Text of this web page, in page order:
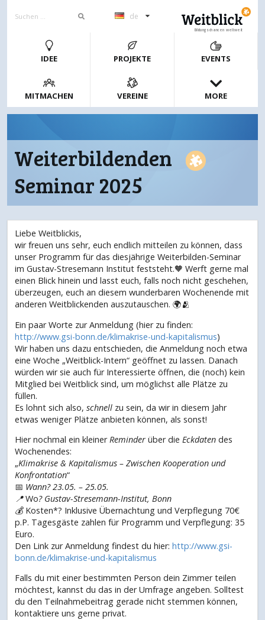
de
Bildungschancen weltweit
IDEE PROJEKTE EVENTS
MITMACHEN VEREINE MORE
Weiterbildenden
Seminar 2025
Liebe Weitblickis,
wir freuen uns sehr, euch endlich mitteilen zu können, dass
unser Programm für das diesjährige Weiterbilden-Seminar
im Gustav-Stresemann Institut feststeht.🧡 Werft gerne mal
einen Blick hinein und lasst euch, falls noch nicht geschehen,
überzeugen, euch an diesem wunderbaren Wochenende mit
anderen Weitblickenden auszutauschen. 🌍🫂
Ein paar Worte zur Anmeldung (hier zu finden:
http://www.gsi-bonn.de/klimakrise-und-kapitalismus)
Wir haben uns dazu entschieden, die Anmeldung noch etwa
eine Woche „Weitblick-Intern“ geöffnet zu lassen. Danach
würden wir sie auch für Interessierte öffnen, die (noch) kein
Mitglied bei Weitblick sind, um möglichst alle Plätze zu
füllen.
Es lohnt sich also, schnell zu sein, da wir in diesem Jahr
etwas weniger Plätze anbieten können, als sonst!
Hier nochmal ein kleinerReminder über die Eckdaten des
Wochenendes:
„Klimakrise & Kapitalismus – Zwischen Kooperation und
Konfrontation“
📅 Wann? 23.05. – 25.05.
📍Wo? Gustav-Stresemann-Institut, Bonn
💰 Kosten*? Inklusive Übernachtung und Verpflegung 70€
p.P. Tagesgäste zahlen für Programm und Verpflegung: 35
Euro.
Den Link zur Anmeldung findest du hier: http://www.gsi-
bonn.de/klimakrise-und-kapitalismus
Falls du mit einer bestimmten Person dein Zimmer teilen
möchtest, kannst du das in der Umfrage angeben. Solltest
du den Teilnahmebeitrag gerade nicht stemmen können,
kontaktiere uns gerne privat.